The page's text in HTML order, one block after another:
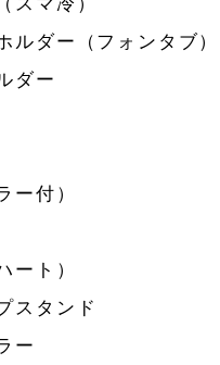
ルダー（フォンタブ）
ダー
ー付）
ート）
スタンド
ー